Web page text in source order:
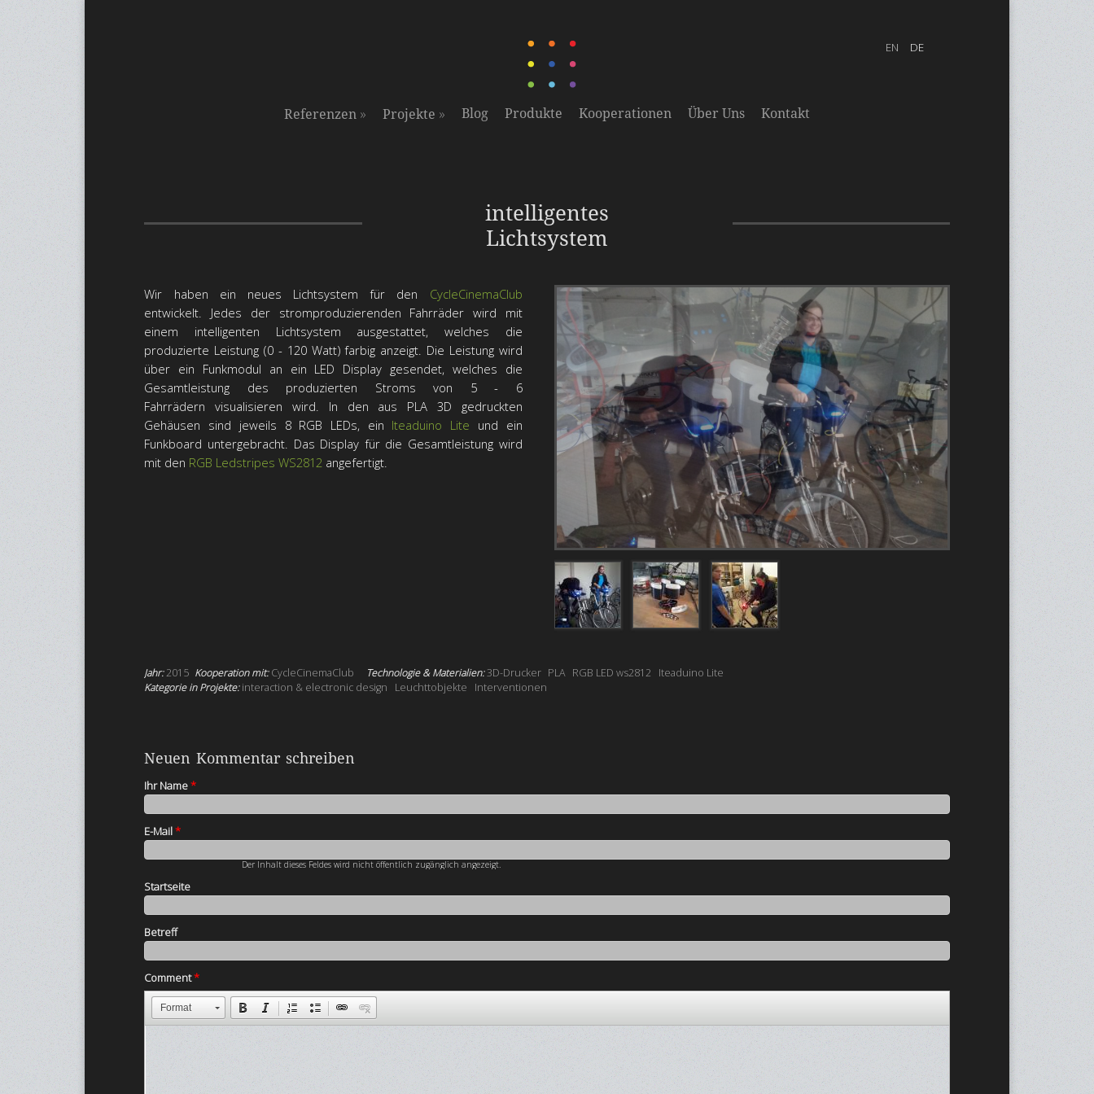
Referenzen » Projekte » Blog Produkte Kooperationen Über Uns Kontakt
intelligentes
Lichtsystem
CycleCinemaClub
Wir haben ein neues Lichtsystem für den CycleCinemaClub
entwickelt. Jedes der stromproduzierenden Fahrräder wird mit
einem intelligenten Lichtsystem ausgestattet, welches die
produzierte Leistung (0 - 120 Watt) farbig anzeigt. Die Leistung wird
über ein Funkmodul an ein LED Display gesendet, welches die
Gesamtleistung des produzierten Stroms von 5 - 6
Fahrrädern visualisieren wird. In den aus PLA 3D gedruckten
Gehäusen sind jeweils 8 RGB LEDs, ein Iteaduino Lite und ein
Funkboard untergebracht. Das Display für die Gesamtleistung wird
mit den RGB Ledstripes WS2812 angefertigt.
Jahr:2015 Kooperation mit:CycleCinemaClub Technologie & Materialien:3D-Drucker PLA RGB LED ws2812
Iteaduino Lite
Kategorie in Projekte:interaction & electronic design Leuchttobjekte Interventionen
Neuen Kommentar schreiben
Ihr Name*
E-Mail*
Der Inhalt dieses Feldes wird nicht öffentlich zugänglich angezeigt.
Startseite
Betreff
Comment*
Format